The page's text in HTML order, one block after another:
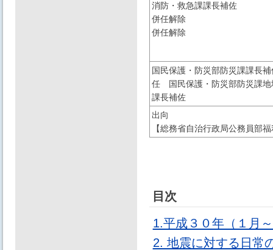
消防・救急課課長補佐
併任解除
併任解除
国民保護・防災部防災課課長
任 国民保護・防災部防災課地
課長補佐
出向
【総務省自治行政局公務員部
目次
1.平成３０年（１月
2. 地震に対する日常